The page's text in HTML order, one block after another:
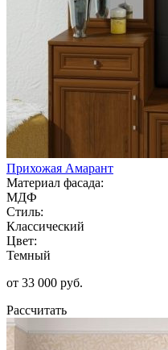
Прихожая Амарант
Материал фасада:
МДФ
Стиль:
Классический
Цвет:
Темный
от 33 000 руб.
Рассчитать